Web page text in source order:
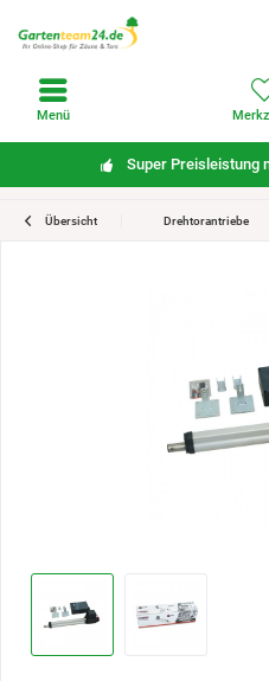
Super Preisleistung
Menü
Übersicht Drehtorantriebe